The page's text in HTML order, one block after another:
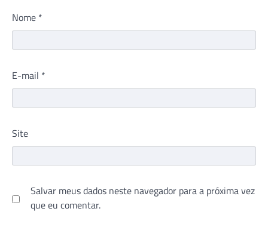
Nome *
E-mail *
Site
Salvar meus dados neste navegador para a próxima vez
que eu comentar.